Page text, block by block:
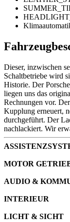
Dieser, inzwischen
Schaltbetriebe wird
Historie. Der
liegen uns das
Rechnungen vor.
Kupplung erneuert,
durchgeführt. Der
nachlackiert. Wir
MOTOR
AUDIO &
INTERIEUR
LICHT & SICHT